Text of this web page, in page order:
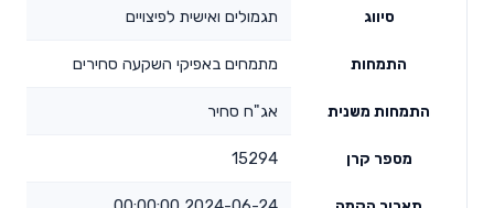
סיווג תגמולים ואישית לפיצויים
התמחות מתמחים באפיקי השקעה סחירים
התמחות משנית אג"ח סחיר
מספר קרן 15294